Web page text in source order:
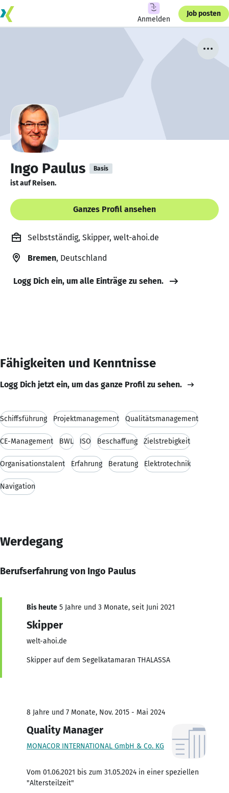
Anmelden
Job posten
Ingo Paulus Basis
ist auf Reisen.
Ganzes Profil ansehen
Selbstständig, Skipper, welt-ahoi.de
Bremen, Deutschland
Logg Dich ein, um alle Einträge zu sehen.
Fähigkeiten und Kenntnisse
Logg Dich jetzt ein, um das ganze Profil zu sehen.
Schiffsführung Projektmanagement Qualitätsmanagement
CE-Management BWL ISO Beschaffung Zielstrebigkeit
Organisationstalent Erfahrung Beratung Elektrotechnik
Navigation
Werdegang
Berufserfahrung von Ingo Paulus
Bis heute 5 Jahre und 3 Monate, seit Juni 2021
Skipper
welt-ahoi.de
Skipper auf dem Segelkatamaran THALASSA
8 Jahre und 7 Monate, Nov. 2015 - Mai 2024
Quality Manager
MONACOR INTERNATIONAL GmbH & Co. KG
Vom 01.06.2021 bis zum 31.05.2024 in einer speziellen
"Altersteilzeit"